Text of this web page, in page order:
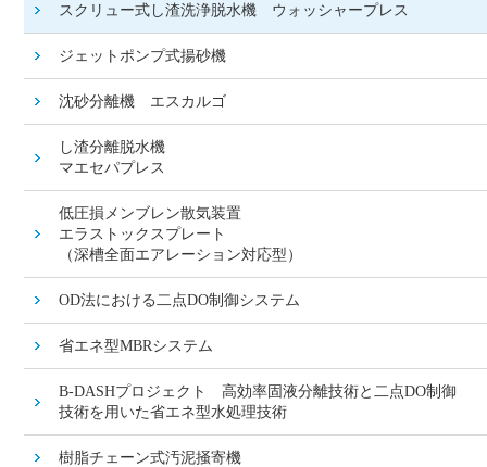
スクリュー式し渣洗浄脱水機 ウォッシャープレス
ジェットポンプ式揚砂機
沈砂分離機 エスカルゴ
し渣分離脱水機
マエセパプレス
低圧損メンブレン散気装置
エラストックスプレート
（深槽全面エアレーション対応型）
OD法における二点DO制御システム
省エネ型MBRシステム
B-DASHプロジェクト 高効率固液分離技術と二点DO制御
技術を用いた省エネ型水処理技術
樹脂チェーン式汚泥掻寄機